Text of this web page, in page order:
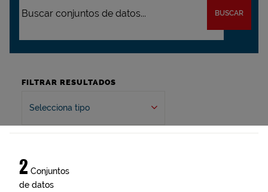
BUSCAR
FILTRAR RESULTADOS
Selecciona tipo
2 Conjuntos
de datos